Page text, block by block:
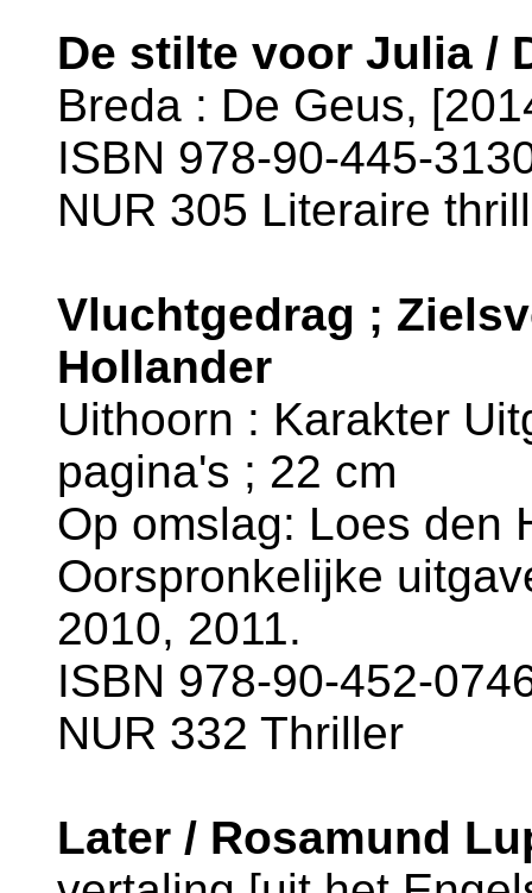
De stilte voor Julia /
Breda : De Geus,
ISBN 978-90-445-
NUR 305 Literaire
Vluchtgedrag ;
Hollander
Uithoorn : Karakter
pagina's ; 22 cm
Op omslag: Loes den
Oorspronkelijke
2010, 2011.
ISBN 978-90-452-
NUR 332 Thriller
Later / Rosamund